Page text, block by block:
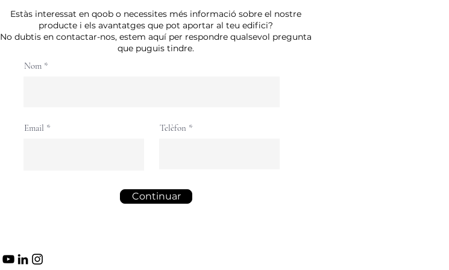
Estàs interessat en qoob o necessites més informació sobre el nostre
producte i els avantatges que pot aportar al teu edifici?
No dubtis en contactar-nos, estem aquí per respondre qualsevol pregunta
que puguis tindre.
Nom
Email Telèfon
Continuar